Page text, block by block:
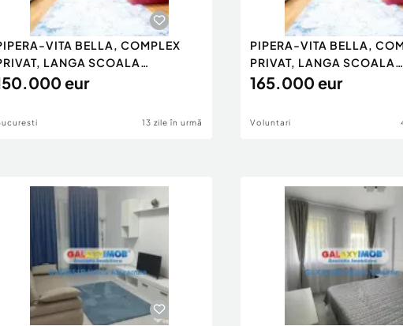
VITA BELLA, COMPLEX
LANGA SCOALA
eur
13 zile în urmă
PIPERA-VITA BELLA,
PRIVAT, LANGA SCOALA
AMERICANA, 0
165.000 eur
Voluntari